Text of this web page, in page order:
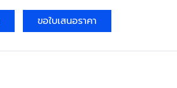
ขอใบเสนอราคา